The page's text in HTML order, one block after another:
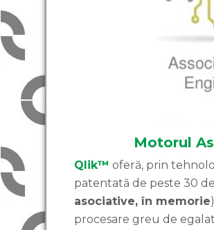
Motorul
Qlik™ oferă, prin
patentată de peste 30
asociative, în memorie
procesare greu de